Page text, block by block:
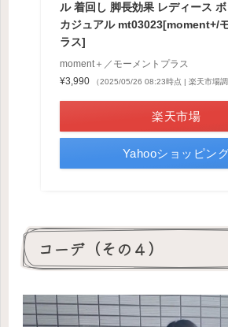
ル 着回し 脚長効果 レディース
カジュアル mt03023[moment+/
ラス]
moment＋／モーメントプラス
¥3,990
（2025/05/26 08:23時点 | 楽天市場調
楽天市場
Yahooショッピン
コーデ（その４）